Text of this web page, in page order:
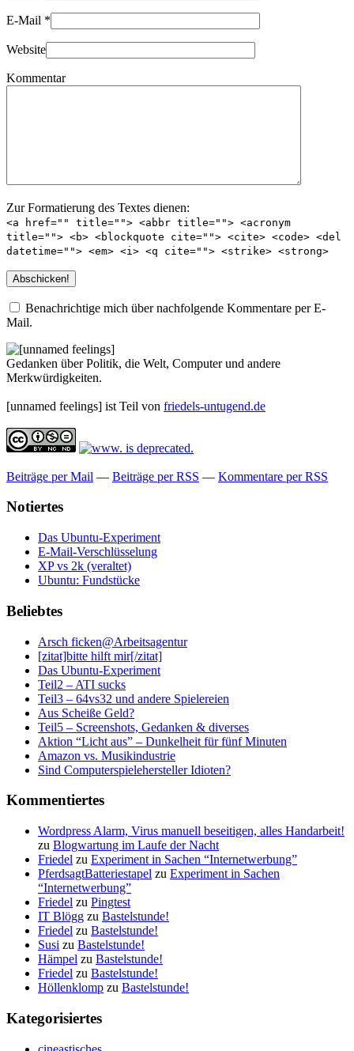
E-Mail *
Website
Kommentar
Zur Formatierung des Textes dienen:
<a href="" title=""> <abbr title=""> <acronym
title=""> <b> <blockquote cite=""> <cite> <code> <del
datetime=""> <em> <i> <q cite=""> <strike> <strong>
Benachrichtige mich über nachfolgende Kommentare per E-
Mail.
Gedanken über Politik, die Welt, Computer und andere
Merkwürdigkeiten.
[unnamed feelings] ist Teil von friedels-untugend.de
Beiträge per Mail — Beiträge per RSS — Kommentare per RSS
Notiertes
Das Ubuntu-Experiment
E-Mail-Verschlüsselung
XP vs 2k (veraltet)
Ubuntu: Fundstücke
Beliebtes
Arsch ficken@Arbeitsagentur
[zitat]bitte hilft mir[/zitat]
Das Ubuntu-Experiment
Teil2 – ATI sucks
Teil3 – 64vs32 und andere Spielereien
Aus Scheiße Geld?
Teil5 – Screenshots, Gedanken & diverses
Aktion “Licht aus” – Dunkelheit für fünf Minuten
Amazon vs. Musikindustrie
Sind Computerspielehersteller Idioten?
Kommentiertes
Wordpress Alarm, Virus manuell beseitigen, alles Handarbeit!
zu Blogwartung im Laufe der Nacht
Friedel zu Experiment in Sachen “Internetwerbung”
PferdsagtBatteriestapel zu Experiment in Sachen
“Internetwerbung”
Friedel zu Pingtest
IT Blögg zu Bastelstunde!
Friedel zu Bastelstunde!
Susi zu Bastelstunde!
Hämpel zu Bastelstunde!
Friedel zu Bastelstunde!
Höllenklomp zu Bastelstunde!
Kategorisiertes